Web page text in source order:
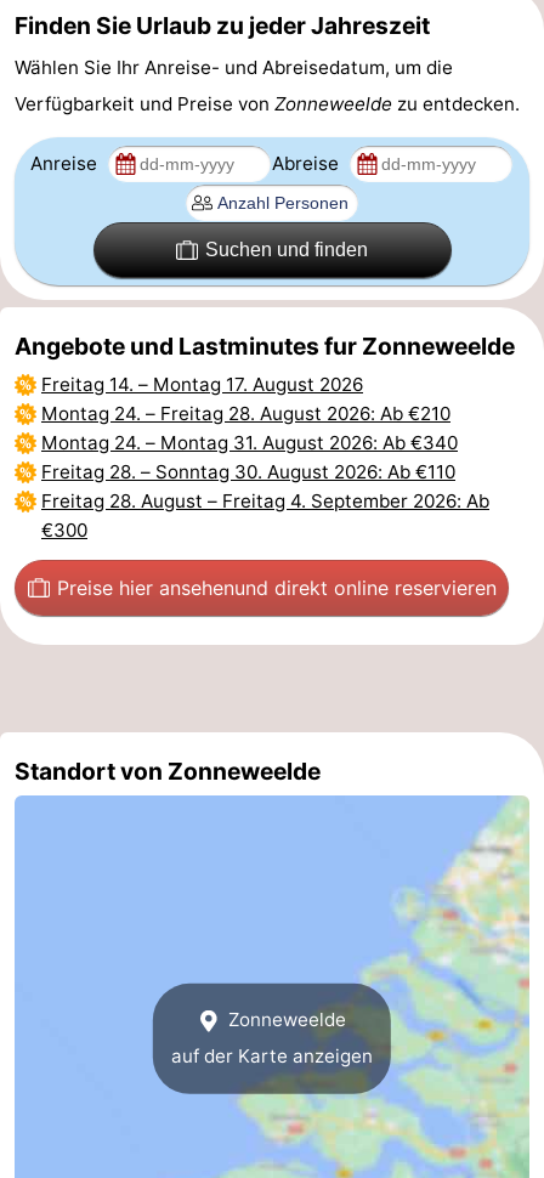
Finden Sie Urlaub zu jeder Jahreszeit
Wählen Sie Ihr Anreise- und Abreisedatum, um die
Verfügbarkeit und Preise von Zonneweelde zu entdecken.
Anreise Abreise
Suchen und finden
Angebote und Lastminutes fur Zonneweelde
Freitag 14. – Montag 17. August 2026
Montag 24. – Freitag 28. August 2026: Ab €210
Montag 24. – Montag 31. August 2026: Ab €340
Freitag 28. – Sonntag 30. August 2026: Ab €110
Freitag 28. August – Freitag 4. September 2026: Ab
€300
Preise hier ansehenund direkt online reservieren
Standort von Zonneweelde
Zonneweelde
auf der Karte anzeigen